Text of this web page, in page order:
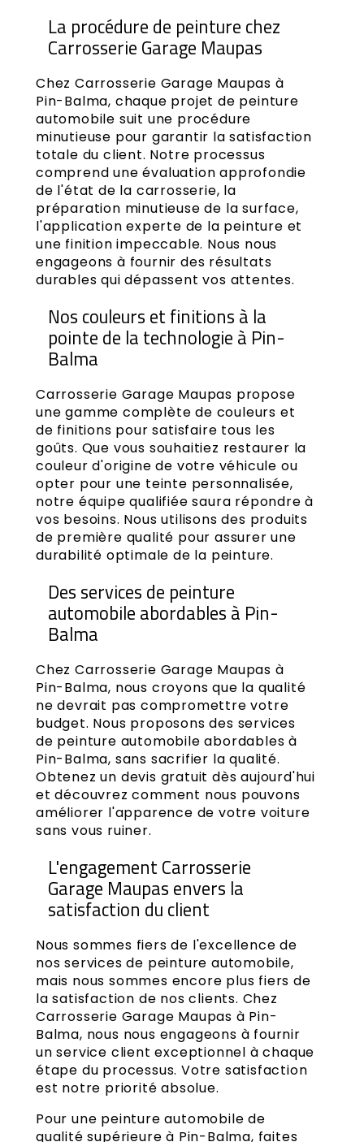
La procédure de peinture chez
Carrosserie Garage Maupas
Chez Carrosserie Garage Maupas à
Pin-Balma, chaque projet de peinture
automobile suit une procédure
minutieuse pour garantir la satisfaction
totale du client. Notre processus
comprend une évaluation approfondie
de l'état de la carrosserie, la
préparation minutieuse de la surface,
l'application experte de la peinture et
une finition impeccable. Nous nous
engageons à fournir des résultats
durables qui dépassent vos attentes.
Nos couleurs et finitions à la
pointe de la technologie à Pin-
Balma
Carrosserie Garage Maupas propose
une gamme complète de couleurs et
de finitions pour satisfaire tous les
goûts. Que vous souhaitiez restaurer la
couleur d'origine de votre véhicule ou
opter pour une teinte personnalisée,
notre équipe qualifiée saura répondre à
vos besoins. Nous utilisons des produits
de première qualité pour assurer une
durabilité optimale de la peinture.
Des services de peinture
automobile abordables à Pin-
Balma
Chez Carrosserie Garage Maupas à
Pin-Balma, nous croyons que la qualité
ne devrait pas compromettre votre
budget. Nous proposons des services
de peinture automobile abordables à
Pin-Balma, sans sacrifier la qualité.
Obtenez un devis gratuit dès aujourd'hui
et découvrez comment nous pouvons
améliorer l'apparence de votre voiture
sans vous ruiner.
L'engagement Carrosserie
Garage Maupas envers la
satisfaction du client
Nous sommes fiers de l'excellence de
nos services de peinture automobile,
mais nous sommes encore plus fiers de
la satisfaction de nos clients. Chez
Carrosserie Garage Maupas à Pin-
Balma, nous nous engageons à fournir
un service client exceptionnel à chaque
étape du processus. Votre satisfaction
est notre priorité absolue.
Pour une peinture automobile de
qualité supérieure à Pin-Balma, faites